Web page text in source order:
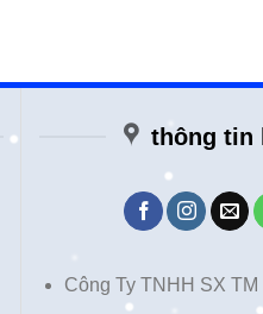
thông tin
Công Ty TNHH SX